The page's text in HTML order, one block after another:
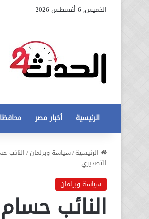
الخميس, 6 أغسطس 2026
الرئيسية أخبار مصر
الرئيسية/سياسة وبرلمان/النائب
التصديري
سياسة وبرلمان
النائب
عاجل
مخالفات
البناءعاجل